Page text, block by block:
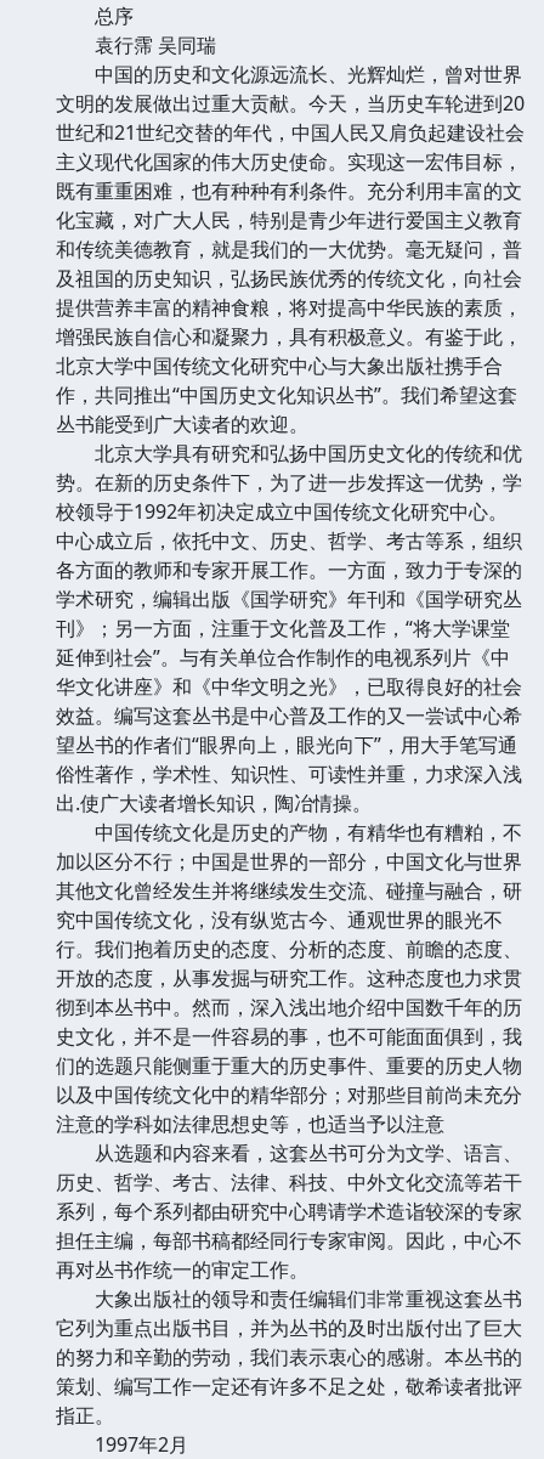
总序
袁行霈 吴同瑞
中国的历史和文化源远流长、光辉灿烂，曾对世界
文明的发展做出过重大贡献。今天，当历史车轮进到20
世纪和21世纪交替的年代，中国人民又肩负起建设社会
主义现代化国家的伟大历史使命。实现这一宏伟目标，
既有重重困难，也有种种有利条件。充分利用丰富的文
化宝藏，对广大人民，特别是青少年进行爱国主义教育
和传统美德教育，就是我们的一大优势。毫无疑问，普
及祖国的历史知识，弘扬民族优秀的传统文化，向社会
提供营养丰富的精神食粮，将对提高中华民族的素质，
增强民族自信心和凝聚力，具有积极意义。有鉴于此，
北京大学中国传统文化研究中心与大象出版社携手合
作，共同推出“中国历史文化知识丛书”。我们希望这套
丛书能受到广大读者的欢迎。
北京大学具有研究和弘扬中国历史文化的传统和优
势。在新的历史条件下，为了进一步发挥这一优势，学
校领导于1992年初决定成立中国传统文化研究中心。
中心成立后，依托中文、历史、哲学、考古等系，组织
各方面的教师和专家开展工作。一方面，致力于专深的
学术研究，编辑出版《国学研究》年刊和《国学研究丛
刊》；另一方面，注重于文化普及工作，“将大学课堂
延伸到社会”。与有关单位合作制作的电视系列片《中
华文化讲座》和《中华文明之光》，已取得良好的社会
效益。编写这套丛书是中心普及工作的又一尝试中心希
望丛书的作者们“眼界向上，眼光向下”，用大手笔写通
俗性著作，学术性、知识性、可读性并重，力求深入浅
出.使广大读者增长知识，陶冶情操。
中国传统文化是历史的产物，有精华也有糟粕，不
加以区分不行；中国是世界的一部分，中国文化与世界
其他文化曾经发生并将继续发生交流、碰撞与融合，研
究中国传统文化，没有纵览古今、通观世界的眼光不
行。我们抱着历史的态度、分析的态度、前瞻的态度、
开放的态度，从事发掘与研究工作。这种态度也力求贯
彻到本丛书中。然而，深入浅出地介绍中国数千年的历
史文化，并不是一件容易的事，也不可能面面俱到，我
们的选题只能侧重于重大的历史事件、重要的历史人物
以及中国传统文化中的精华部分；对那些目前尚未充分
注意的学科如法律思想史等，也适当予以注意
从选题和内容来看，这套丛书可分为文学、语言、
历史、哲学、考古、法律、科技、中外文化交流等若干
系列，每个系列都由研究中心聘请学术造诣较深的专家
担任主编，每部书稿都经同行专家审阅。因此，中心不
再对丛书作统一的审定工作。
大象出版社的领导和责任编辑们非常重视这套丛书
它列为重点出版书目，并为丛书的及时出版付出了巨大
的努力和辛勤的劳动，我们表示衷心的感谢。本丛书的
策划、编写工作一定还有许多不足之处，敬希读者批评
指正。
1997年2月